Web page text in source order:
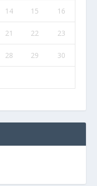
14 15 16
21 22 23
28 29 30